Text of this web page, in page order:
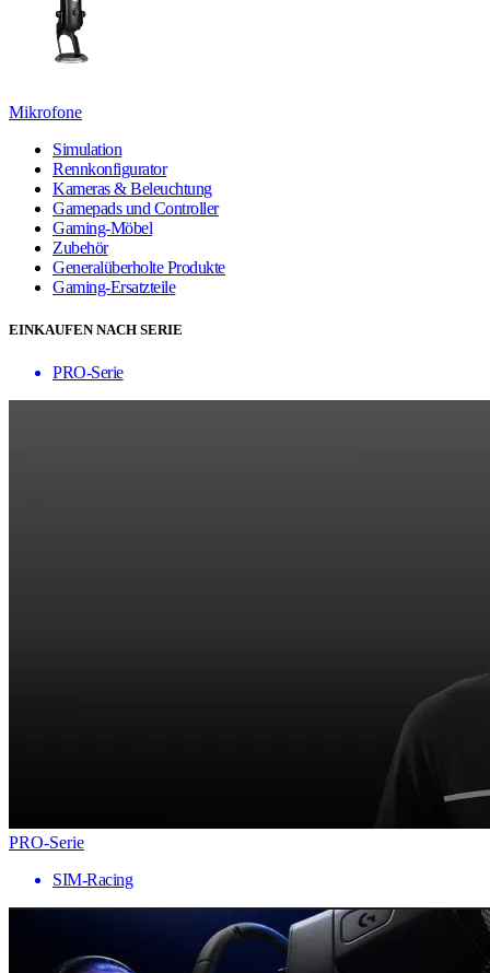
Mikrofone
Simulation
Rennkonfigurator
Kameras & Beleuchtung
Gamepads und Controller
Gaming-Möbel
Zubehör
Generalüberholte Produkte
Gaming-Ersatzteile
EINKAUFEN NACH SERIE
PRO-Serie
PRO-Serie
SIM-Racing